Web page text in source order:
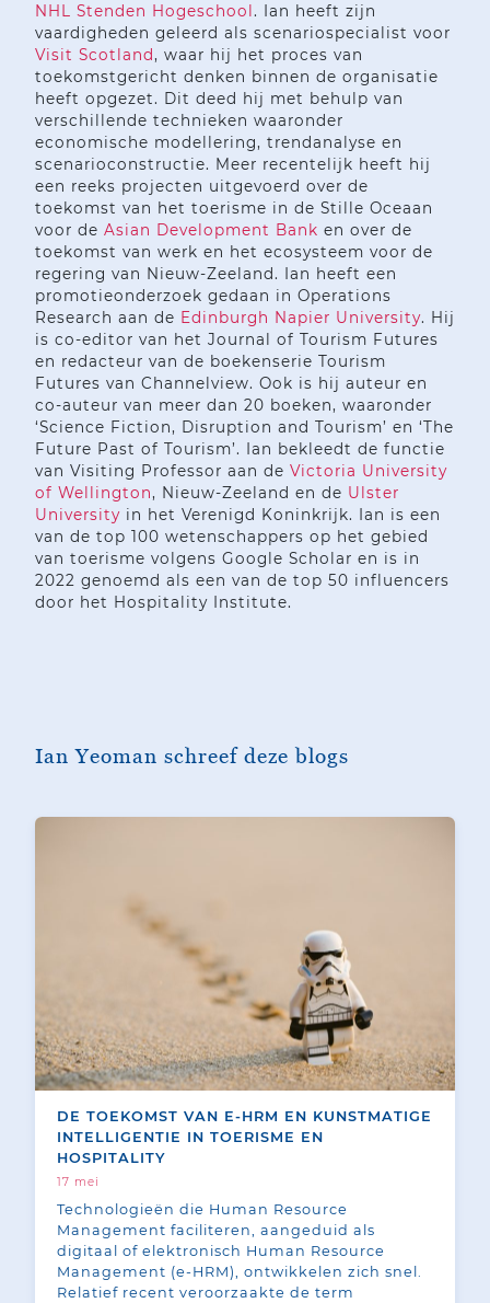
NHL Stenden Hogeschool . Ian heeft zijn
vaardigheden geleerd als scenariospecialist voor
Visit Scotland, waar hij het proces van
toekomstgericht denken binnen de organisatie
heeft opgezet. Dit deed hij met behulp van
verschillende technieken waaronder
economische modellering, trendanalyse en
scenarioconstructie. Meer recentelijk heeft hij
een reeks projecten uitgevoerd over de
toekomst van het toerisme in de Stille Oceaan
voor de Asian Development Bank en over de
toekomst van werk en het ecosysteem voor de
regering van Nieuw-Zeeland. Ian heeft een
promotieonderzoek gedaan in Operations
Research aan de Edinburgh Napier University. Hij
is co-editor van het Journal of Tourism Futures
en redacteur van de boekenserie Tourism
Futures van Channelview. Ook is hij auteur en
co-auteur van meer dan 20 boeken, waaronder
‘Science Fiction, Disruption and Tourism’ en ‘The
Future Past of Tourism’. Ian bekleedt de functie
van Visiting Professor aan de Victoria University
of Wellington, Nieuw-Zeeland en de Ulster
University in het Verenigd Koninkrijk. Ian is een
van de top 100 wetenschappers op het gebied
van toerisme volgens Google Scholar en is in
2022 genoemd als een van de top 50 influencers
door het Hospitality Institute.
Ian Yeoman schreef deze blogs
DE TOEKOMST VAN E-HRM EN KUNSTMATIGE
INTELLIGENTIE IN TOERISME EN
HOSPITALITY
17 mei
Technologieën die Human Resource
Management faciliteren, aangeduid als
digitaal of elektronisch Human Resource
Management (e-HRM), ontwikkelen zich snel.
Relatief recent veroorzaakte de term